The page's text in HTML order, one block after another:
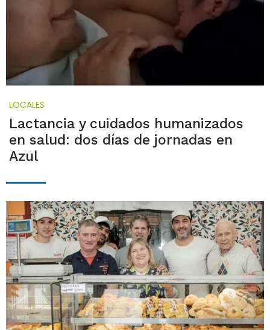
LOCALES
Lactancia y cuidados humanizados
en salud: dos días de jornadas en
Azul